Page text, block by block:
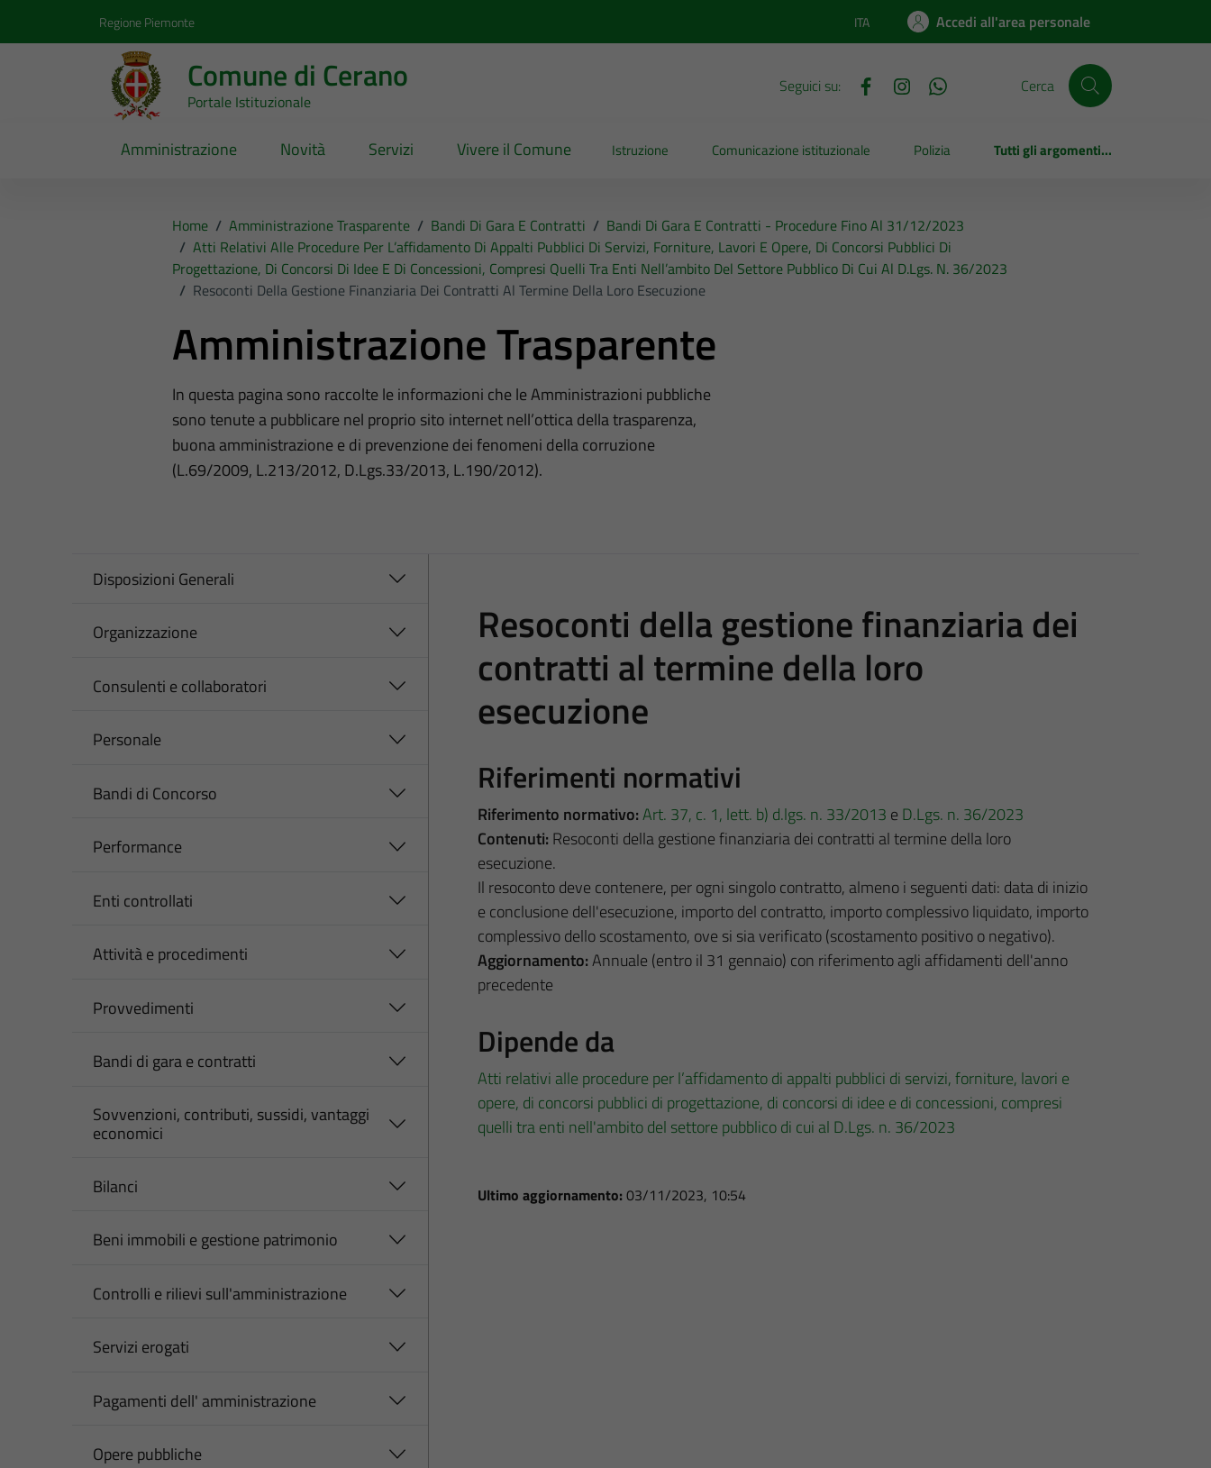
Regione Piemonte Lingua attiva:
ITA Accedi all'area personale
Comune di Cerano
Portale Istituzionale
Seguici su: Cerca
Amministrazione Novità Servizi Vivere il Comune Istruzione Comunicazione istituzionale Polizia Tutti gli argomenti...
Home / Amministrazione Trasparente / Bandi Di Gara E Contratti / Bandi Di Gara E Contratti - Procedure Fino Al 31/12/2023
/ Atti Relativi Alle Procedure Per L’affidamento Di Appalti Pubblici Di Servizi, Forniture, Lavori E Opere, Di Concorsi Pubblici Di
Progettazione, Di Concorsi Di Idee E Di Concessioni, Compresi Quelli Tra Enti Nell’ambito Del Settore Pubblico Di Cui Al D.Lgs. N. 36/2023
/ Resoconti Della Gestione Finanziaria Dei Contratti Al Termine Della Loro Esecuzione
Amministrazione Trasparente
In questa pagina sono raccolte le informazioni che le Amministrazioni pubbliche
sono tenute a pubblicare nel proprio sito internet nell’ottica della trasparenza,
buona amministrazione e di prevenzione dei fenomeni della corruzione
(L.69/2009, L.213/2012, D.Lgs.33/2013, L.190/2012).
Disposizioni Generali
Organizzazione
Consulenti e collaboratori
Personale
Bandi di Concorso
Performance
Enti controllati
Attività e procedimenti
Provvedimenti
Bandi di gara e contratti
Sovvenzioni, contributi, sussidi, vantaggi
economici
Bilanci
Beni immobili e gestione patrimonio
Controlli e rilievi sull'amministrazione
Servizi erogati
Pagamenti dell' amministrazione
Opere pubbliche
Resoconti della gestione finanziaria dei
contratti al termine della loro
esecuzione
Riferimenti normativi
Riferimento normativo:Art. 37, c. 1, lett. b) d.lgs. n. 33/2013 e D.Lgs. n. 36/2023
Contenuti: Resoconti della gestione finanziaria dei contratti al termine della loro
esecuzione.
Il resoconto deve contenere, per ogni singolo contratto, almeno i seguenti dati: data di inizio
e conclusione dell'esecuzione, importo del contratto, importo complessivo liquidato, importo
complessivo dello scostamento, ove si sia verificato (scostamento positivo o negativo).
Aggiornamento:Annuale (entro il 31 gennaio) con riferimento agli affidamenti dell'anno
precedente
Dipende da
Atti relativi alle procedure per l’affidamento di appalti pubblici di servizi, forniture, lavori e
opere, di concorsi pubblici di progettazione, di concorsi di idee e di concessioni, compresi
quelli tra enti nell'ambito del settore pubblico di cui al D.Lgs. n. 36/2023
Ultimo aggiornamento: 03/11/2023, 10:54